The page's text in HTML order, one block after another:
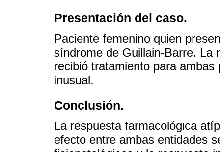
Presentación del caso.
Paciente femenino quien
síndrome de Guillain-Barre. La
recibió tratamiento para
inusual.
Conclusión.
La respuesta farmacológica
efecto entre ambas entidades